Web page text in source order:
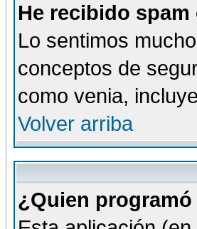
He recibido
Lo sentimos
conceptos de
como venia,
Volver arriba
¿Quien